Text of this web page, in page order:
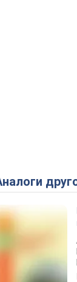
Аналоги